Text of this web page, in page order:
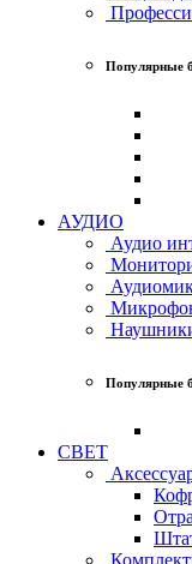
Популярные
АУДИО
Аудио
Популярные
СВЕТ